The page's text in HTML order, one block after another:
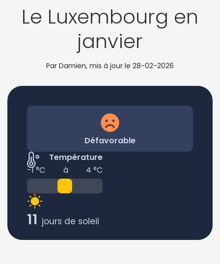
Le Luxembourg en
janvier
Par Damien, mis à jour le 28-02-2026
Défavorable
Température
-1 °C
à 4 °C
11 jours de soleil